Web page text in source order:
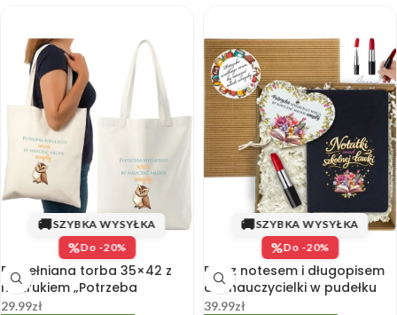
🚚SZYBKA WYSYŁKA
%Do -20%
Bawełniana torba 35×42 z
nadrukiem „Potrzeba
wielkiego serca” dla
29.99zł
🚚SZYBKA WYSYŁKA
%Do -20%
Box z notesem i długopisem
dla nauczycielki w pudełku
prezentowym
39.99zł